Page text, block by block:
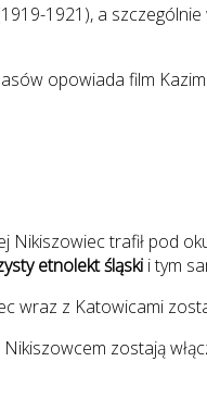
1921), a
opowiada film
Nikiszowiec trafił pod
etnolekt śląski i tym
wraz z Katowicami
zostają